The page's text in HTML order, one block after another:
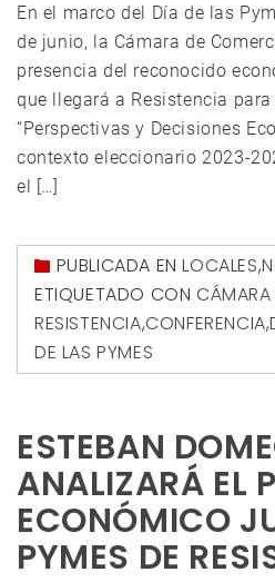
En el marco del Día de las
de junio, la Cámara de
presencia del reconocido
que llegará a Resistencia
“Perspectivas y Decisiones
contexto eleccionario 2023-
el […]
PUBLICADA ENLOCALES,
ETIQUETADO CON
RESISTENCIA,CONFERENCIA,
DE LAS PYMES
ESTEBAN
ANALIZARÁ EL
ECONÓMICO
PYMES DE